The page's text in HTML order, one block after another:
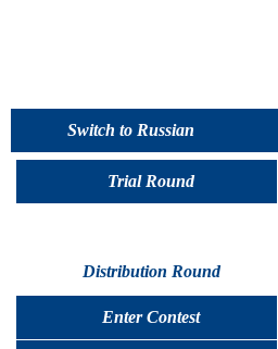
Switch to Russian
Trial Round
Distribution Round
Enter Contest